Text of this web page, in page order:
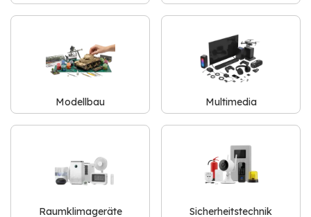
Modellbau Multimedia
Raumklimageräte Sicherheitstechnik